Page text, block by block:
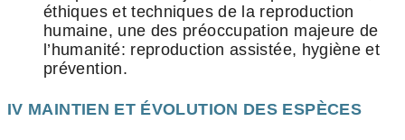
éthiques et techniques de la reproduction
humaine, une des préoccupation majeure de
l’humanité: reproduction assistée, hygiène et
prévention.
IV MAINTIEN ET ÉVOLUTION DES ESPÈCES